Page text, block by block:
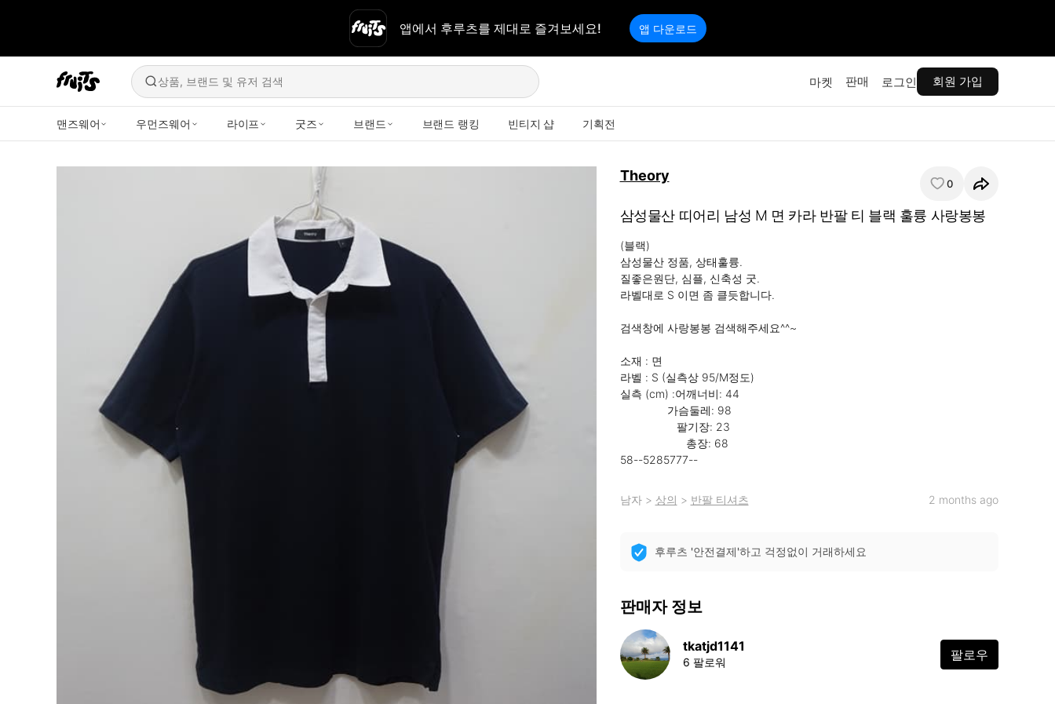
앱에서 후루츠를 제대로 즐겨보세요! 앱 다운로드
상품, 브랜드 및 유저 검색 마켓 판매 로그인 회원 가입
맨즈웨어 우먼즈웨어 라이프 굿즈 브랜드 브랜드 랭킹 빈티지 샵 기획전
Theory 0
삼성물산 띠어리 남성 M 면 카라 반팔 티 블랙 훌륭 사랑봉봉
(블랙)
삼성물산 정품, 상태훌륭.
질좋은원단, 심플, 신축성 굿.
라벨대로 S 이면 좀 클듯합니다.
검색창에 사랑봉봉 검색해주세요^^~
소재 : 면
라벨 : S (실측상 95/M정도)
실측 (cm) :어깨너비: 44
58--5285777--
남자> 상의 > 반팔 티셔츠 2 months ago
후루츠 '안전결제'하고 걱정없이 거래하세요
판매자 정보
tkatjd1141
6 팔로워 팔로우